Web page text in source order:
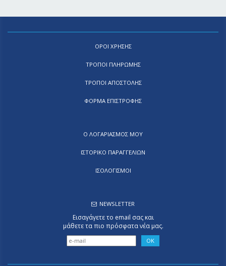
ΟΡΟΙ ΧΡΗΣΗΣ
ΤΡΟΠΟΙ ΠΛΗΡΩΜΗΣ
ΤΡΟΠΟΙ ΑΠΟΣΤΟΛΗΣ
ΦΟΡΜΑ ΕΠΙΣΤΡΟΦΗΣ
Ο ΛΟΓΑΡΙΑΣΜΟΣ ΜΟΥ
ΙΣΤΟΡΙΚΟ ΠΑΡΑΓΓΕΛΙΩΝ
ΙΣΟΛΟΓΙΣΜΟΙ
NEWSLETTER
Εισαγάγετε το email σας και
μάθετε τα πιο πρόσφατα νέα μας.